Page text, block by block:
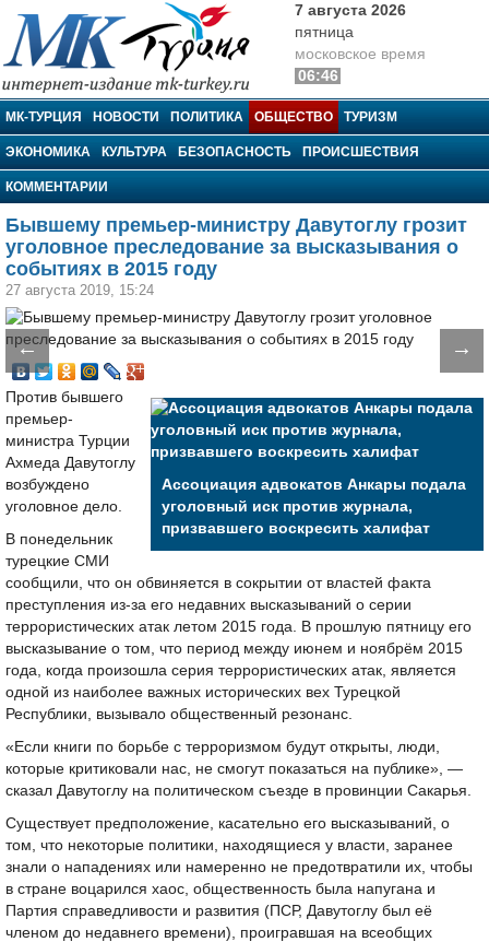
МК-Турция
7 августа 2026
пятница
московское время
06:46
МК-ТУРЦИЯ НОВОСТИ ПОЛИТИКА ОБЩЕСТВО ТУРИЗМ
ЭКОНОМИКА КУЛЬТУРА БЕЗОПАСНОСТЬ ПРОИСШЕСТВИЯ
КОММЕНТАРИИ
Бывшему премьер-министру Давутоглу грозит
уголовное преследование за высказывания о
событиях в 2015 году
27 августа 2019, 15:24
← →
Ассоциация адвокатов Анкары подала
уголовный иск против журнала,
призвавшего воскресить халифат
Против бывшего
премьер-
министра Турции
Ахмеда Давутоглу
возбуждено
уголовное дело.
В понедельник
турецкие СМИ
сообщили, что он обвиняется в сокрытии от властей факта
преступления из-за его недавних высказываний о серии
террористических атак летом 2015 года. В прошлую пятницу его
высказывание о том, что период между июнем и ноябрём 2015
года, когда произошла серия террористических атак, является
одной из наиболее важных исторических вех Турецкой
Республики, вызывало общественный резонанс.
«Если книги по борьбе с терроризмом будут открыты, люди,
которые критиковали нас, не смогут показаться на публике», —
сказал Давутоглу на политическом съезде в провинции Сакарья.
Существует предположение, касательно его высказываний, о
том, что некоторые политики, находящиеся у власти, заранее
знали о нападениях или намеренно не предотвратили их, чтобы
в стране воцарился хаос, общественность была напугана и
Партия справедливости и развития (ПСР, Давутоглу был её
членом до недавнего времени), проигравшая на всеобщих